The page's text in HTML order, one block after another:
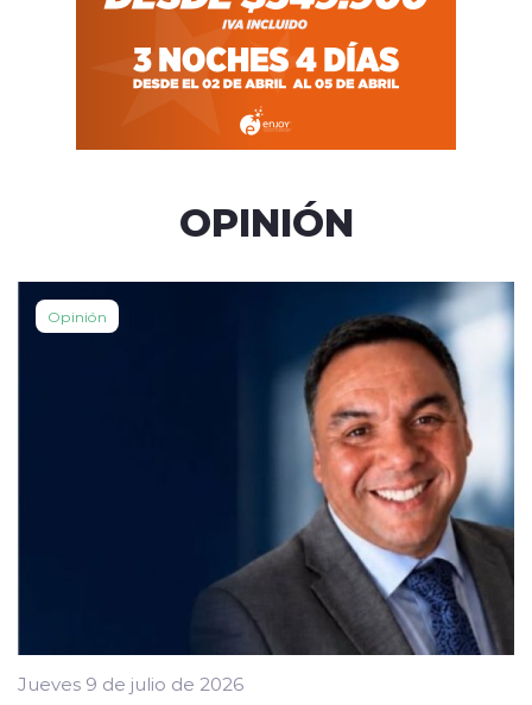
OPINIÓN
Opinión
Jueves 9 de julio de 2026